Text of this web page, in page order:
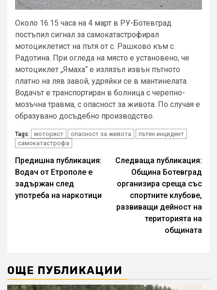
Около 16.15 часа на 4 март в РУ-Ботевград
постъпил сигнал за самокатастрофирал
мотоциклетист на пътя от с. Рашково към с.
Радотина. При огледа на място е установено, че
мотоциклет „Ямаха“ е излязъл извън пътното
платно на ляв завой, удряйки се в мантинелата.
Водачът е транспортиран в болница с черепно-
мозъчна травма, с опасност за живота. По случая е
образувано досъдебно производство.
Tags: моторист опасност за живота
пътен инцидент
самокатастрофа
Continue
Reading
Предишна публикация:
Водач от Етрополе е
задържан след
употреба на наркотици
Следваща публикация:
Община Ботевград
организира среща със
спортните клубове,
развиващи дейност на
територията на
общината
ОЩЕ ПУБЛИКАЦИИ